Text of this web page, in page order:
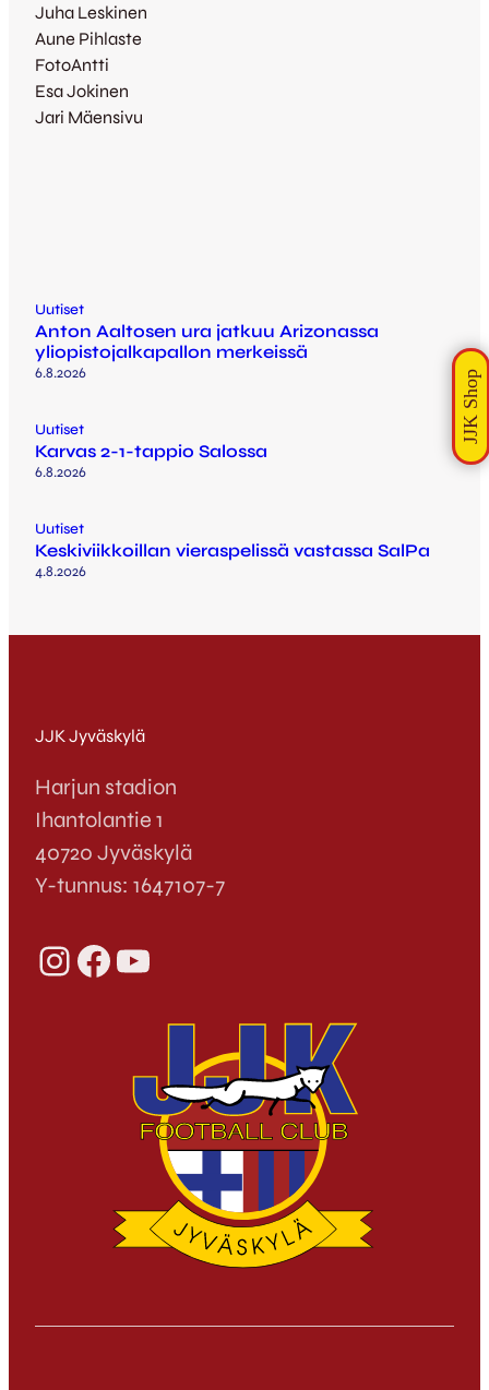
Juha Leskinen
Aune Pihlaste
FotoAntti
Esa Jokinen
Jari Mäensivu
Uutiset
Anton Aaltosen ura jatkuu Arizonassa
yliopistojalkapallon merkeissä
6.8.2026
Uutiset
Karvas 2-1-tappio Salossa
6.8.2026
Uutiset
Keskiviikkoillan vieraspelissä vastassa SalPa
4.8.2026
JJK Jyväskylä
Harjun stadion
Ihantolantie 1
40720 Jyväskylä
Y-tunnus: 1647107-7
InstagramFacebook YouTube